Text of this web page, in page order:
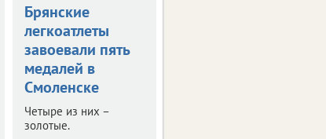
Брянские
легкоатлеты
завоевали пять
медалей в
Смоленске
Четыре из них –
золотые.